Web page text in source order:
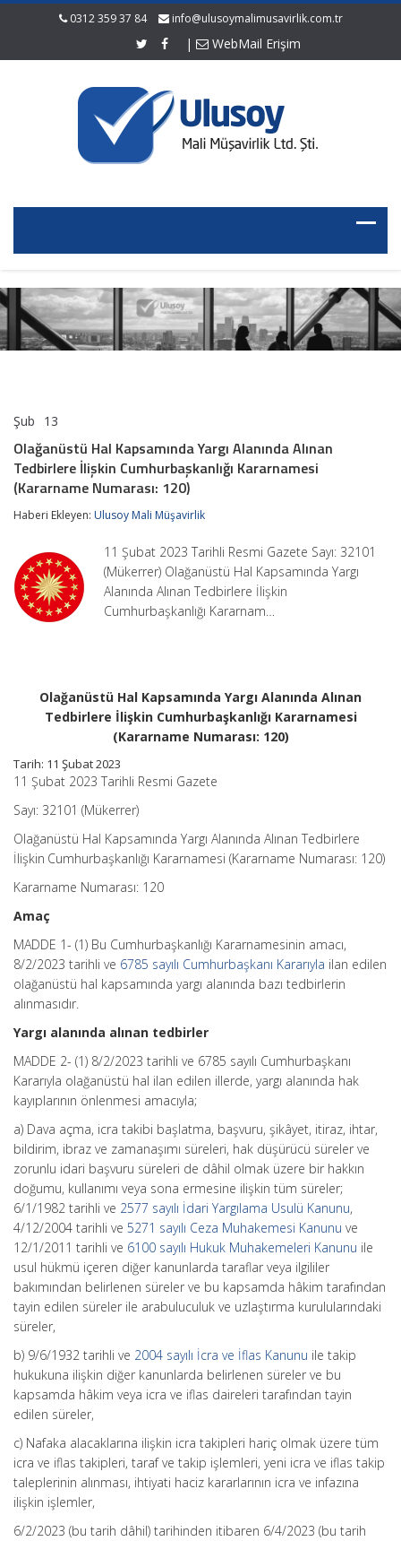
0312 359 37 84 info@ulusoymalimusavirlik.com.tr
| WebMail Erişim
Şub 13
Kapsamında
Yargı
Alanında
Alınan
Tedbirlere
Kararnamesi
(Kararname
Numarası:
120)
Olağanüstü Hal Kapsamında Yargı Alanında Alınan
Tedbirlere İlişkin Cumhurbaşkanlığı Kararnamesi
(Kararname Numarası: 120)
Haberi Ekleyen: Ulusoy Mali Müşavirlik
11 Şubat 2023 Tarihli Resmi Gazete Sayı: 32101
(Mükerrer) Olağanüstü Hal Kapsamında Yargı
Alanında Alınan Tedbirlere İlişkin
Cumhurbaşkanlığı Kararnam…
Olağanüstü Hal Kapsamında Yargı Alanında Alınan
Tedbirlere İlişkin Cumhurbaşkanlığı Kararnamesi
(Kararname Numarası: 120)
Tarih: 11 Şubat 2023
11 Şubat 2023 Tarihli Resmi Gazete
Sayı: 32101 (Mükerrer)
Olağanüstü Hal Kapsamında Yargı Alanında Alınan Tedbirlere
İlişkin Cumhurbaşkanlığı Kararnamesi (Kararname Numarası: 120)
Kararname Numarası: 120
Amaç
MADDE 1- (1) Bu Cumhurbaşkanlığı Kararnamesinin amacı,
8/2/2023 tarihli ve 6785 sayılı Cumhurbaşkanı Kararıyla ilan edilen
olağanüstü hal kapsamında yargı alanında bazı tedbirlerin
alınmasıdır.
Yargı alanında alınan tedbirler
MADDE 2- (1) 8/2/2023 tarihli ve 6785 sayılı Cumhurbaşkanı
Kararıyla olağanüstü hal ilan edilen illerde, yargı alanında hak
kayıplarının önlenmesi amacıyla;
a) Dava açma, icra takibi başlatma, başvuru, şikâyet, itiraz, ihtar,
bildirim, ibraz ve zamanaşımı süreleri, hak düşürücü süreler ve
zorunlu idari başvuru süreleri de dâhil olmak üzere bir hakkın
doğumu, kullanımı veya sona ermesine ilişkin tüm süreler;
6/1/1982 tarihli ve 2577 sayılı İdari Yargılama Usulü Kanunu,
4/12/2004 tarihli ve 5271 sayılı Ceza Muhakemesi Kanunu ve
12/1/2011 tarihli ve 6100 sayılı Hukuk Muhakemeleri Kanunu ile
usul hükmü içeren diğer kanunlarda taraflar veya ilgililer
bakımından belirlenen süreler ve bu kapsamda hâkim tarafından
tayin edilen süreler ile arabuluculuk ve uzlaştırma kurulularındaki
süreler,
b) 9/6/1932 tarihli ve 2004 sayılı İcra ve İflas Kanunu ile takip
hukukuna ilişkin diğer kanunlarda belirlenen süreler ve bu
kapsamda hâkim veya icra ve iflas daireleri tarafından tayin
edilen süreler,
c) Nafaka alacaklarına ilişkin icra takipleri hariç olmak üzere tüm
icra ve iflas takipleri, taraf ve takip işlemleri, yeni icra ve iflas takip
taleplerinin alınması, ihtiyati haciz kararlarının icra ve infazına
ilişkin işlemler,
6/2/2023 (bu tarih dâhil) tarihinden itibaren 6/4/2023 (bu tarih